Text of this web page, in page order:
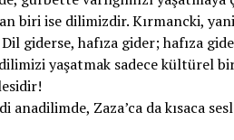
biri ise dilimizdir. Kırmancki,
giderse, hafıza gider; hafıza
yaşatmak sadece kültürel
anadilimde, Zaza’ca da kısaca